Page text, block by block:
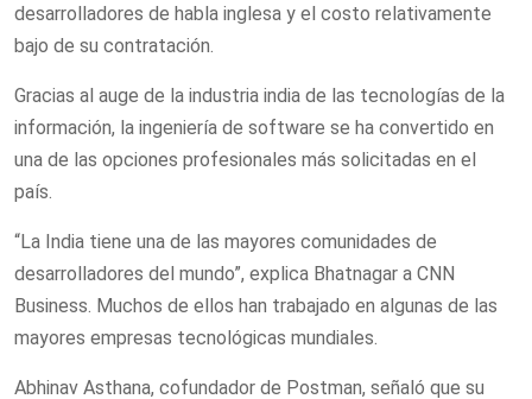
desarrolladores de habla inglesa y el costo relativamente
bajo de su contratación.
Gracias al auge de la industria india de las tecnologías de la
información, la ingeniería de software se ha convertido en
una de las opciones profesionales más solicitadas en el
país.
“La India tiene una de las mayores comunidades de
desarrolladores del mundo”, explica Bhatnagar a CNN
Business. Muchos de ellos han trabajado en algunas de las
mayores empresas tecnológicas mundiales.
Abhinav Asthana, cofundador de Postman, señaló que su